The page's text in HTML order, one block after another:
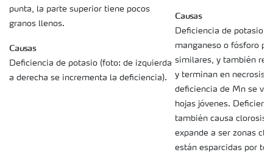
punta, la parte superior tiene pocos
granos llenos.
Causas
Deficiencia de potasio (foto: de izquierda
a derecha se incrementa la deficiencia).
Causas
Deficiencia de potasio
manganeso o fósforo
similares, y también
y terminan en necrosis.
deficiencia de Mn se ve
hojas jóvenes.
también causa clorosis
expande a ser zonas
están esparcidas por